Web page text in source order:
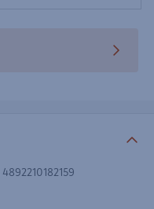
4892210182159